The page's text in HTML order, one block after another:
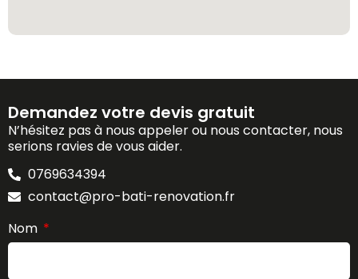
Demandez votre devis gratuit
N’hésitez pas à nous appeler ou nous contacter, nous
serions ravies de vous aider.
0769634394
contact@pro-bati-renovation.fr
Nom